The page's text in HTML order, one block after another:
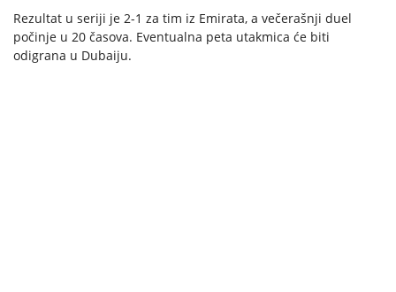
Rezultat u seriji je 2-1 za tim iz Emirata, a večerašnji duel
počinje u 20 časova. Eventualna peta utakmica će biti
odigrana u Dubaiju.